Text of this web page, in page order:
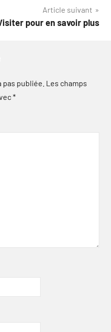
Article suivant
pour en savoir plus
publiée. Les champs
*